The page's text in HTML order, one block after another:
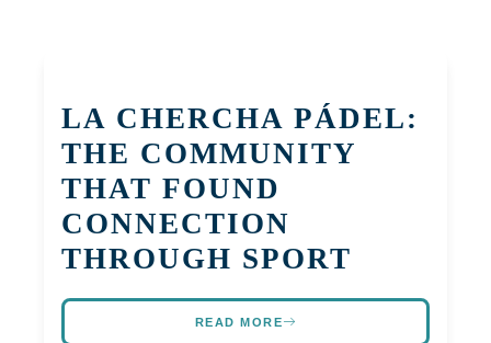
LA CHERCHA PÁDEL:
THE COMMUNITY
THAT FOUND
CONNECTION
THROUGH SPORT
READ MORE